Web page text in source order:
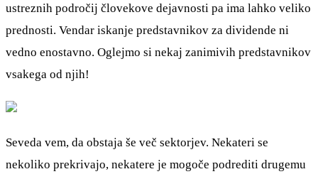
ustreznih področij človekove dejavnosti pa ima lahko veliko
prednosti. Vendar iskanje predstavnikov za dividende ni
vedno enostavno. Oglejmo si nekaj zanimivih predstavnikov
vsakega od njih!
Seveda vem, da obstaja še več sektorjev. Nekateri se
nekoliko prekrivajo, nekatere je mogoče podrediti drugemu